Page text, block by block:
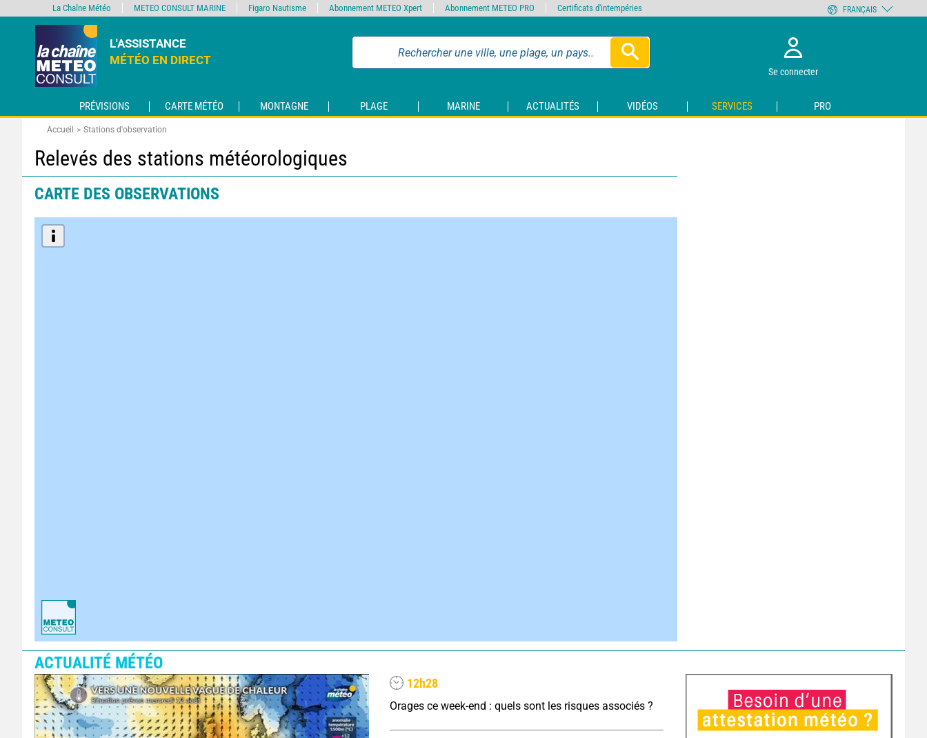
L'ASSISTANCE
MÉTÉO EN DIRECT
Se connecter
PRÉVISIONS CARTE MÉTÉO MONTAGNE PLAGE MARINE ACTUALITÉS VIDÉOS SERVICES PRO
Accueil Stations d'observation
Relevés des stations météorologiques
CARTE DES OBSERVATIONS
ACTUALITÉ MÉTÉO
12h28
Orages ce week-end : quels sont les risques associés ?
La Chaîne Météo METEO CONSULT MARINE Figaro Nautisme Abonnement METEO Xpert Abonnement METEO PRO Certificats d'intempéries FRANÇAIS